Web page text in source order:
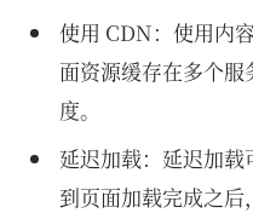
使用 CDN：使用内
面资源缓存在多个
度。
延迟加载：延迟加
到页面加载完成之后